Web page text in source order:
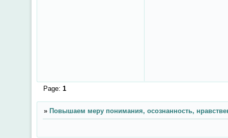
Page: 1
» Повышаем меру понимания, осознанность,